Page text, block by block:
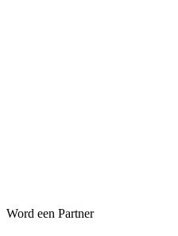
Word een Partner